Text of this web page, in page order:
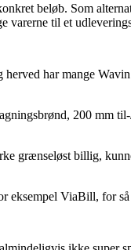
beløb. Som
varerne til et
har mange
200 mm
grænseløst billig,
eksempel ViaBill, for